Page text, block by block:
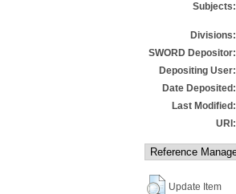
Subjects:
Divisions:
SWORD Depositor:
Depositing User:
Date Deposited:
Last Modified:
URI:
Update Item